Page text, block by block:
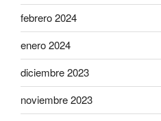
febrero 2024
enero 2024
diciembre 2023
noviembre 2023